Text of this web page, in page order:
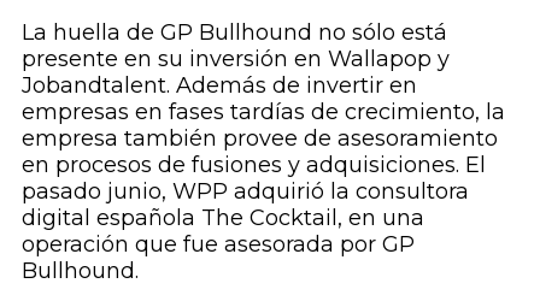
La huella de GP Bullhound no sólo está
presente en su inversión en Wallapop y
Jobandtalent. Además de invertir en
empresas en fases tardías de crecimiento, la
empresa también provee de asesoramiento
en procesos de fusiones y adquisiciones. El
pasado junio, WPP adquirió la consultora
digital española The Cocktail, en una
operación que fue asesorada por GP
Bullhound.